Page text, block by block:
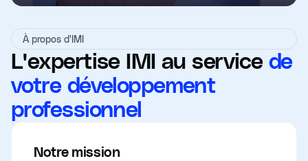
À propos d'IMI
L'expertise IMI au service de
votre développement
professionnel
Notre mission